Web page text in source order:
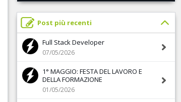
Post più recenti
Full Stack Developer
07/05/2026
1° MAGGIO: FESTA DEL LAVORO E
DELLA FORMAZIONE
01/05/2026